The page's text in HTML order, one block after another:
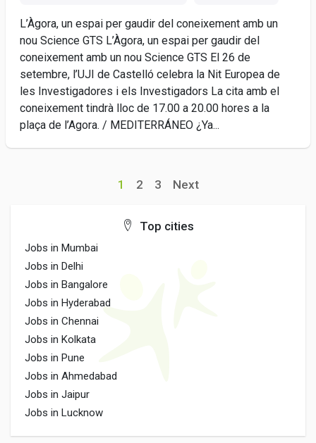
L’Àgora, un espai per gaudir del coneixement amb un
nou Science GTS L’Àgora, un espai per gaudir del
coneixement amb un nou Science GTS El 26 de
setembre, l’UJI de Castelló celebra la Nit Europea de
les Investigadores i els Investigadors La cita amb el
coneixement tindrà lloc de 17.00 a 20.00 hores a la
plaça de l’Agora. / MEDITERRÁNEO ¿Ya...
1 2 3 Next
Top cities
Jobs in Mumbai
Jobs in Delhi
Jobs in Bangalore
Jobs in Hyderabad
Jobs in Chennai
Jobs in Kolkata
Jobs in Pune
Jobs in Ahmedabad
Jobs in Jaipur
Jobs in Lucknow